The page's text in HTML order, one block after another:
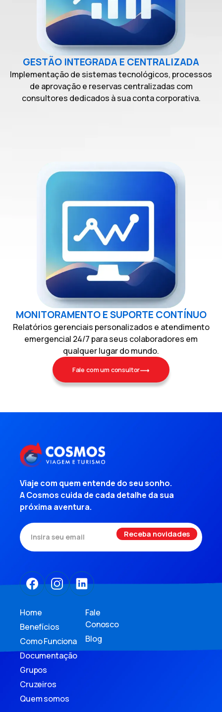
GESTÃO INTEGRADA E CENTRALIZADA
Implementação de sistemas tecnológicos, processos
de aprovação e reservas centralizadas com
consultores dedicados à sua conta corporativa.
MONITORAMENTO E SUPORTE CONTÍNUO
Relatórios gerenciais personalizados e atendimento
emergencial 24/7 para seus colaboradores em
qualquer lugar do mundo.
Fale com um consultor
Viaje com quem entende do seu sonho.
A Cosmos cuida de cada detalhe da sua
próxima aventura.
Home
Benefícios
Como Funciona
Documentação
Grupos
Cruzeiros
Quem somos
Fale
Conosco
Blog